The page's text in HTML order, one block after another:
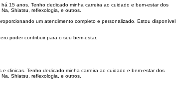
15 anos. Tenho dedicado minha carreira ao cuidado e bem-estar dos
Shiatsu, reflexologia, e outros.
um atendimento completo e personalizado. Estou disponível
poder contribuir para o seu bem-estar.
clinicas. Tenho dedicado minha carreira ao cuidado e bem-estar dos
Shiatsu, reflexologia, e outros.